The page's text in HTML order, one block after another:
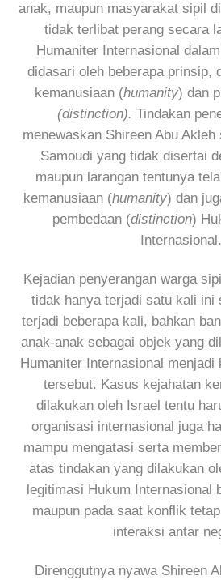
anak, maupun masyarakat sipil
tidak terlibat perang secara
Humaniter Internasional
didasari oleh beberapa prinsip,
kemanusiaan (humanity) dan
(distinction). Tindakan
menewaskan Shireen Abu
Samoudi yang tidak disertai
maupun larangan tentunya
kemanusiaan (humanity) dan
pembedaan (distinction)
Internasional.
Kejadian penyerangan warga
tidak hanya terjadi satu kali ini
terjadi beberapa kali, bahkan
anak-anak sebagai objek yang
Humaniter Internasional menjadi
tersebut. Kasus kejahatan
dilakukan oleh Israel tentu
organisasi internasional juga
mampu mengatasi serta
atas tindakan yang dilakukan
legitimasi Hukum Internasional
maupun pada saat konflik
interaksi antar
Direnggutnya nyawa Shireen